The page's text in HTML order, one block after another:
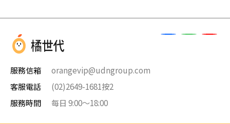
服務信箱
orangevip@udngroup.com
客服電話
(02)2649-1681按2
服務時間
每日 9:00～18:00